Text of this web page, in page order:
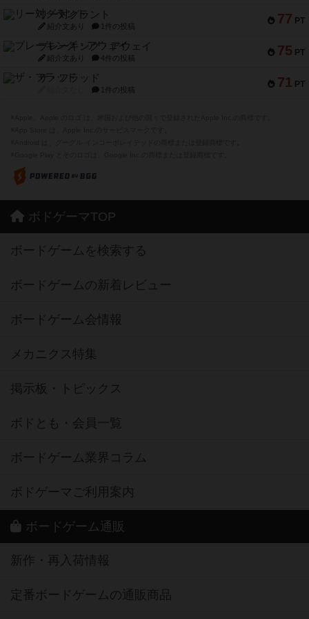
77 PT
リー対グラント
紹介文あり 1件の投稿
75 PT
ブレーキング・アウェイ
紹介文あり 4件の投稿
71 PT
ザ・フラッド
1件の投稿
ボドゲーマTOP
ボードゲームを検索する
ボードゲームの新着レビュー
ボードゲーム会情報
メカニクス特集
掲示板・トピックス
ボドとも・会員一覧
ボードゲーム業界コラム
ボドゲーマご利用案内
ボードゲーム通販
新作・再入荷情報
定番ボードゲームの通販商品